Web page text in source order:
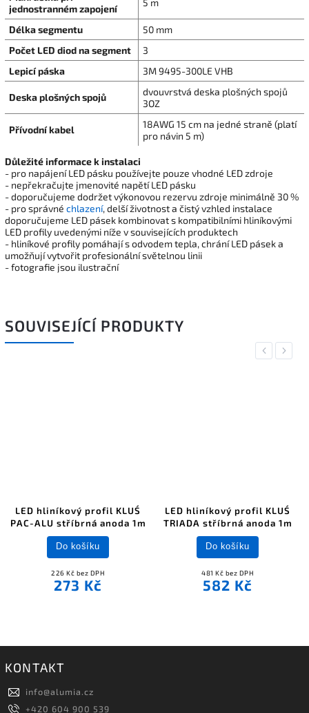
jednostranném zapojení
5 m
Délka segmentu
50 mm
Počet LED diod na segment
3
Lepicí páska
3M 9495-300LE VHB
Deska plošných spojů
dvouvrstvá deska plošných spojů
3OZ
Přívodní kabel
18AWG 15 cm na jedné straně (platí
pro návin 5 m)
Důležité informace k instalaci
- pro napájení LED pásku používejte pouze vhodné LED zdroje
- nepřekračujte jmenovité napětí LED pásku
- doporučujeme dodržet výkonovou rezervu zdroje minimálně 30 %
- pro správné chlazení, delší životnost a čistý vzhled instalace
doporučujeme LED pásek kombinovat s kompatibilními hliníkovými
LED profily uvedenými níže v souvisejících produktech
- hliníkové profily pomáhají s odvodem tepla, chrání LED pásek a
umožňují vytvořit profesionální světelnou linii
- fotografie jsou ilustrační
SOUVISEJÍCÍ PRODUKTY
Previous
LED hliníkový profil KLUŚ
PAC-ALU stříbrná anoda 1m
226 Kč bez DPH
273 Kč
Do košíku
LED hliníkový profil KLUŚ
TRIADA stříbrná anoda 1m
481 Kč bez DPH
582 Kč
Do košíku
Next
KONTAKT
info@alumia.cz
+420 604 900 539